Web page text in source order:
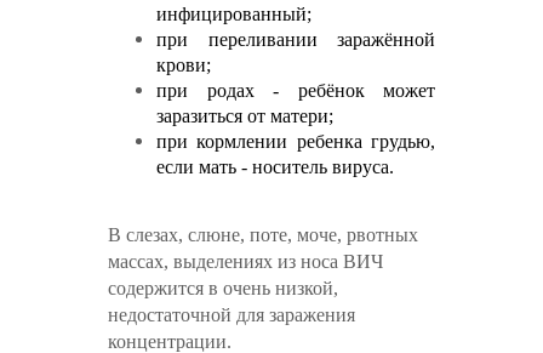
инфицированный;
при переливании заражённой
крови;
при родах - ребёнок может
заразиться от матери;
при кормлении ребенка грудью,
если мать - носитель вируса.
В слезах, слюне, поте, моче, рвотных
массах, выделениях из носа ВИЧ
содержится в очень низкой,
недостаточной для заражения
концентрации.